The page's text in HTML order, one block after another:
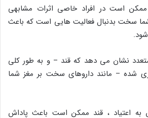
است در افراد خاصی اثرات مشابهی
شما سخت بدنبال فعالیت هایی است که باعث
نشان می دهد که قند – و به طور کلی
شده – مانند داروهای سخت بر مغز شما
به اعتیاد ، قند ممکن است باعث پاداش